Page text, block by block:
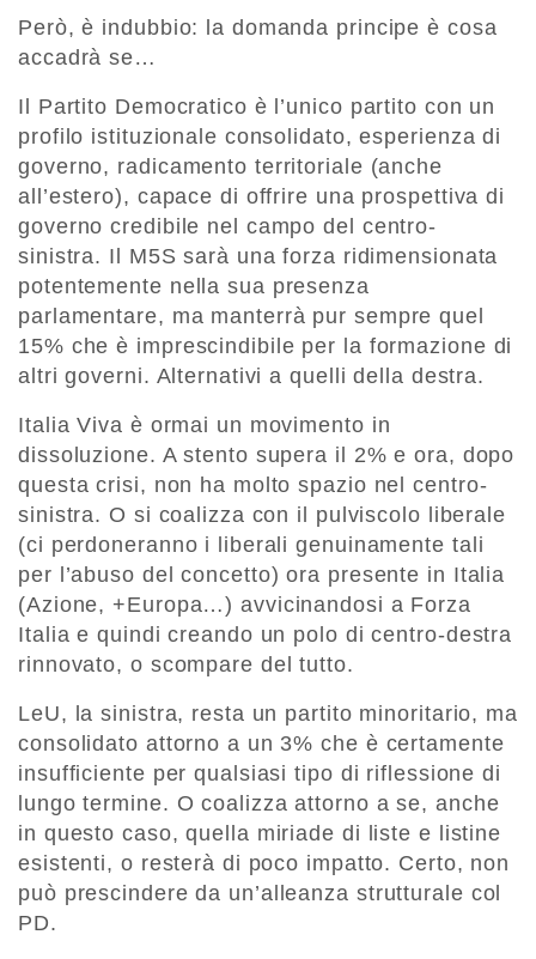
Però, è indubbio: la domanda principe è cosa
accadrà se…
Il Partito Democratico è l’unico partito con un
profilo istituzionale consolidato, esperienza di
governo, radicamento territoriale (anche
all’estero), capace di offrire una prospettiva di
governo credibile nel campo del centro-
sinistra. Il M5S sarà una forza ridimensionata
potentemente nella sua presenza
parlamentare, ma manterrà pur sempre quel
15% che è imprescindibile per la formazione di
altri governi. Alternativi a quelli della destra.
Italia Viva è ormai un movimento in
dissoluzione. A stento supera il 2% e ora, dopo
questa crisi, non ha molto spazio nel centro-
sinistra. O si coalizza con il pulviscolo liberale
(ci perdoneranno i liberali genuinamente tali
per l’abuso del concetto) ora presente in Italia
(Azione, +Europa…) avvicinandosi a Forza
Italia e quindi creando un polo di centro-destra
rinnovato, o scompare del tutto.
LeU, la sinistra, resta un partito minoritario, ma
consolidato attorno a un 3% che è certamente
insufficiente per qualsiasi tipo di riflessione di
lungo termine. O coalizza attorno a se, anche
in questo caso, quella miriade di liste e listine
esistenti, o resterà di poco impatto. Certo, non
può prescindere da un’alleanza strutturale col
PD.